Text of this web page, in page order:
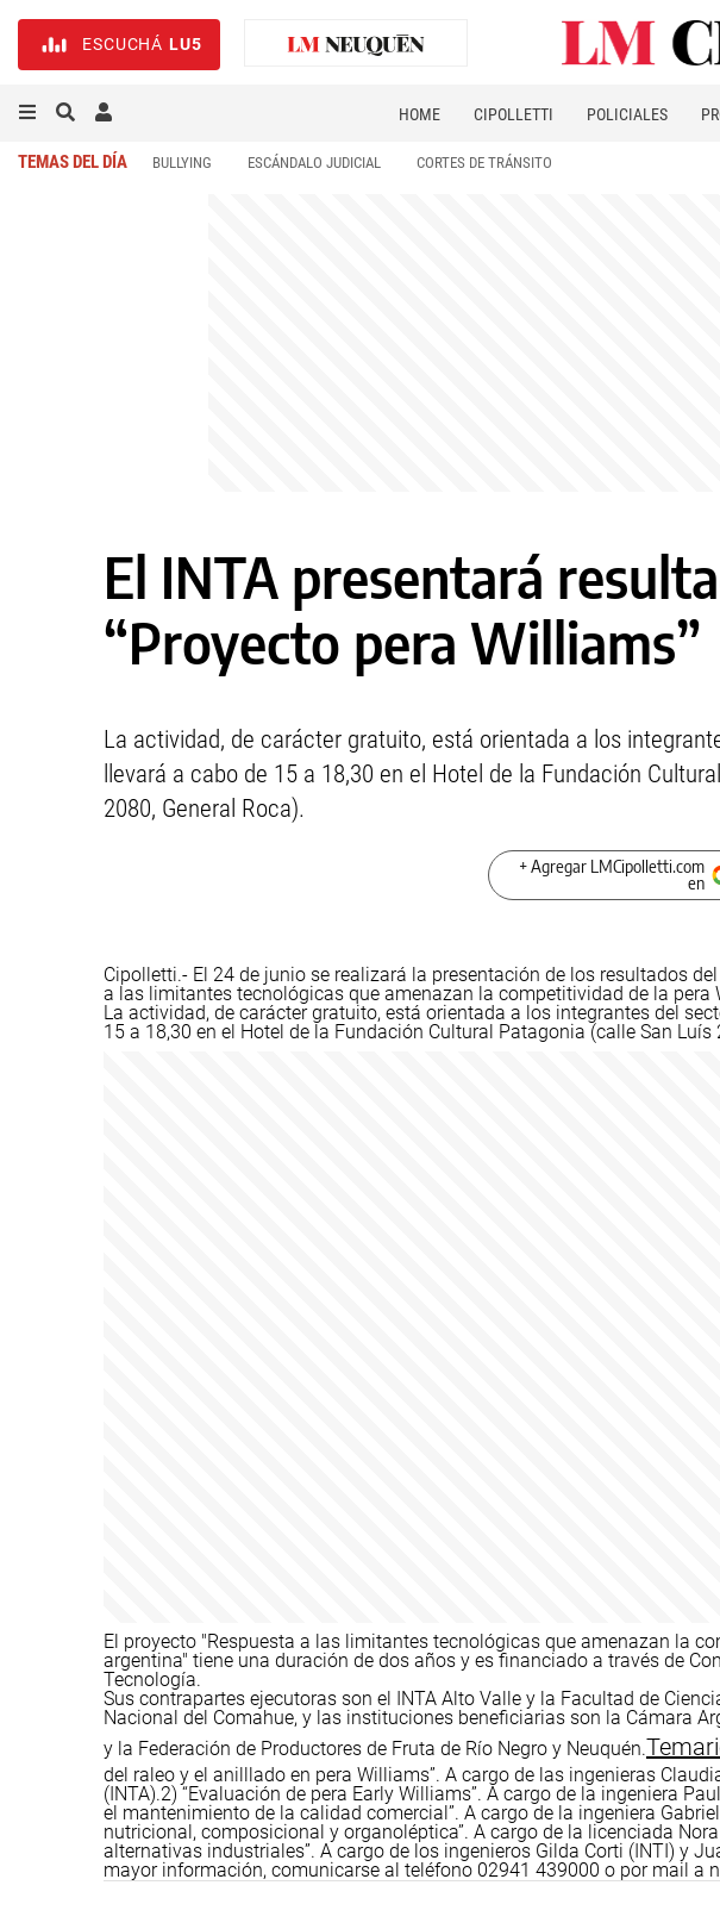
ESCUCHÁ LU5
HOME CIPOLLETTI POLICIALES
TEMAS DEL DÍA BULLYING ESCÁNDALO JUDICIAL CORTES DE TRÁNSITO
El INTA presentará
“Proyecto pera Williams”
La actividad, de carácter gratuito, está orientada a los
llevará a cabo de 15 a 18,30 en el Hotel de la Fundación
2080, General Roca).
+ Agregar LMCipolletti.com
en
Cipolletti.- El 24 de junio se realizará la presentación de los resultados
a las limitantes tecnológicas que amenazan la competitividad de la pera
La actividad, de carácter gratuito, está orientada a los integrantes del
15 a 18,30 en el Hotel de la Fundación Cultural Patagonia (calle San Luís
El proyecto "Respuesta a las limitantes tecnológicas que amenazan la
argentina" tiene una duración de dos años y es financiado a través de
Tecnología.
Sus contrapartes ejecutoras son el INTA Alto Valle y la Facultad de
Nacional del Comahue, y las instituciones beneficiarias son la Cámara
y la Federación de Productores de Fruta de Río Negro y Neuquén.
del raleo y el anilllado en pera Williams”. A cargo de las ingenieras
(INTA).2) “Evaluación de pera Early Williams”. A cargo de la ingeniera
el mantenimiento de la calidad comercial”. A cargo de la ingeniera
nutricional, composicional y organoléptica”. A cargo de la licenciada
alternativas industriales”. A cargo de los ingenieros Gilda Corti (INTI) y
mayor información, comunicarse al teléfono 02941 439000 o por mail a